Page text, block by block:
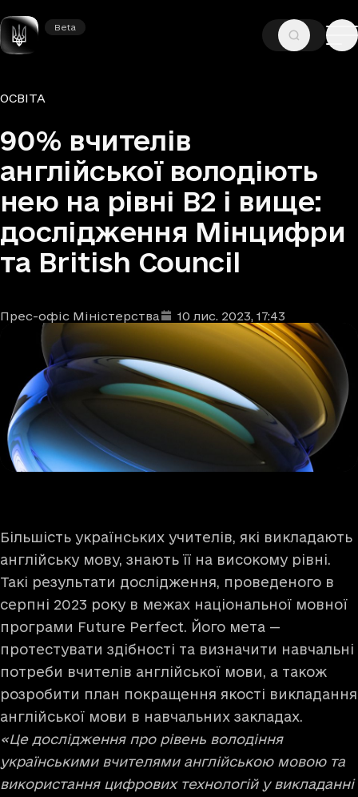
Beta
Beta
ГОЛОВНА
Рубрики
ОСВІТА
90% вчителів
англійської володіють
нею на рівні В2 і вище:
дослідження Мінцифри
та British Council
Автори
Прес-офіс Міністерства
Дата та час публікації: 10 лис. 2023, 17:43
Більшість українських учителів, які викладають
англійську мову, знають її на високому рівні.
Такі результати дослідження, проведеного в
серпні 2023 року в межах національної мовної
програми Future Perfect. Його мета —
протестувати здібності та визначити навчальні
потреби вчителів англійської мови, а також
розробити план покращення якості викладання
англійської мови в навчальних закладах.
«Це дослідження про рівень володіння
українськими вчителями англійською мовою та
використання цифрових технологій у викладанні